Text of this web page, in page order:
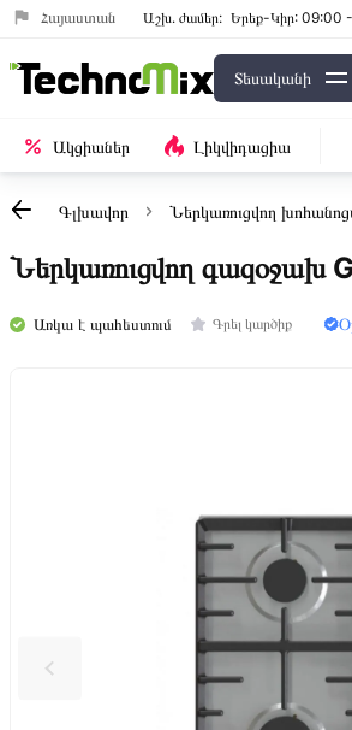
Հայաստան Աշխ․ ժամեր: Երեք-Կիր: 09:00
Տեսականի
Ակցիաներ Լիկվիդացիա
Գլխավոր Ներկառուցվող
Ներկառուցվող գազօջախ
Առկա է պահեստում Գրել կարծիք